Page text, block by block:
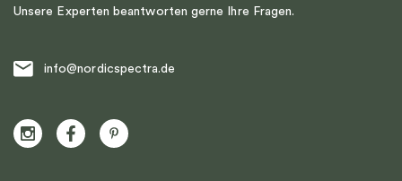
Unsere Experten beantworten gerne Ihre Fragen.
info@nordicspectra.de